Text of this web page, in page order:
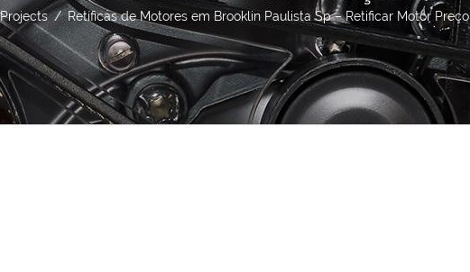
Projects / Retíficas de Motores em Brooklin Paulista Sp – Retificar Motor Preço